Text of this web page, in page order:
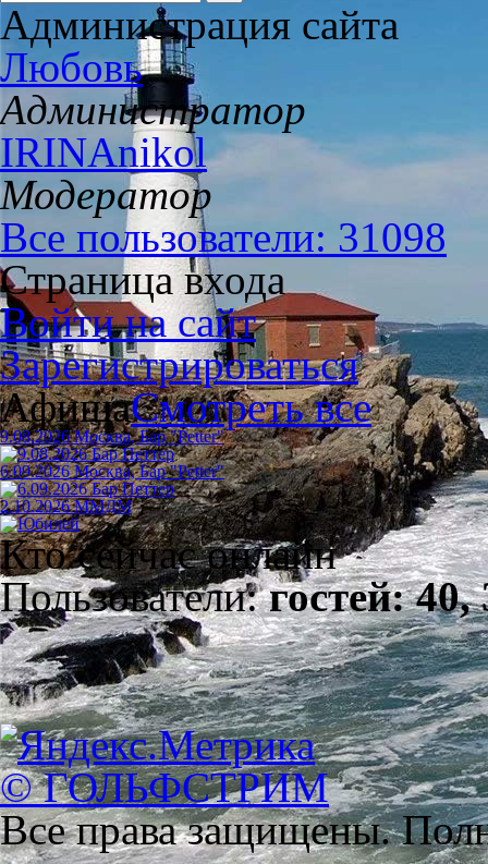
Администрация сайта
Любовь
Администратор
IRINAnikol
Модератор
Все пользователи: 31098
Страница входа
Войти на сайт
Зарегистрироваться
АфишаСмотреть все
9.08.2026 Москва, Бар "Petter"
6.09.2026 Москва, Бар "Petter"
2.10.2026 ММДМ
Кто сейчас онлайн
Пользователи:гостей: 40,
© ГОЛЬФСТРИМ
Все права защищены.